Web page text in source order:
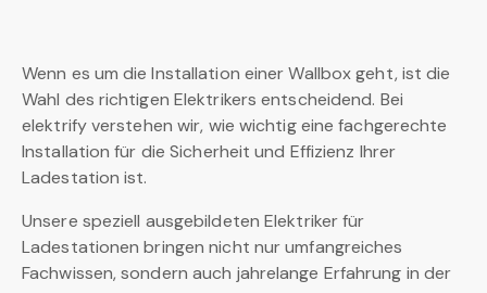
Wenn es um die Installation einer Wallbox geht, ist die
Wahl des richtigen Elektrikers entscheidend. Bei
elektrify verstehen wir, wie wichtig eine fachgerechte
Installation für die Sicherheit und Effizienz Ihrer
Ladestation ist.
Unsere speziell ausgebildeten Elektriker für
Ladestationen bringen nicht nur umfangreiches
Fachwissen, sondern auch jahrelange Erfahrung in der